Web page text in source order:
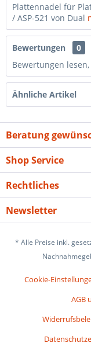
Plattennadel für
/ ASP-521 von Dual
Bewertungen
0
Bewertungen
Ähnliche Artikel
Beratung
Shop Service
Rechtliches
Newsletter
* Alle Preise inkl.
Cookie-
AGB